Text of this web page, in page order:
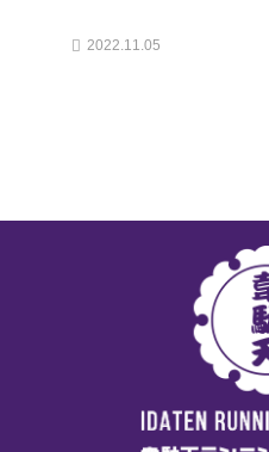
2022.11.05